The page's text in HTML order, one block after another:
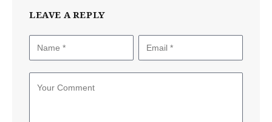
LEAVE A REPLY